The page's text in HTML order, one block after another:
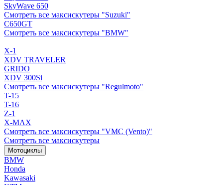
SkyWave 650
Смотреть все максискутеры "Suzuki"
C650GT
Смотреть все максискутеры "BMW"
X-1
XDV TRAVELER
GRIDO
XDV 300Si
Смотреть все максискутеры "Regulmoto"
T-15
T-16
Z-1
X-MAX
Смотреть все максискутеры "VMC (Vento)"
Смотреть все максискутеры
Мотоциклы
BMW
Honda
Kawasaki